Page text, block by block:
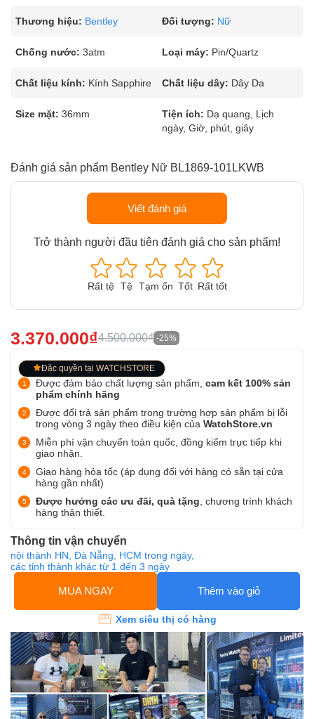
Thương hiệu: Bentley Đối tượng: Nữ
Chống nước: 3atm Loại máy: Pin/Quartz
Chất liệu kính: Kính Sapphire Chất liệu dây: Dây Da
Size mặt: 36mm Tiện ích: Dạ quang, Lịch
ngày, Giờ, phút, giây
Đánh giá sản phẩm Bentley Nữ BL1869-101LKWB
Viết đánh giá
Trở thành người đầu tiên đánh giá cho sản phẩm!
Rất tệ Tệ Tạm ổn Tốt Rất tốt
3.370.000₫4.500.000₫ -25%
Đặc quyền tại WATCHSTORE
Được đảm bảo chất lượng sản phẩm, cam kết 100% sản
phẩm chính hãng
Được đổi trả sản phẩm trong trường hợp sản phẩm bị lỗi
trong vòng 3 ngày theo điều kiện của WatchStore.vn
Miễn phí vận chuyển toàn quốc, đồng kiểm trực tiếp khi
giao nhận.
Giao hàng hỏa tốc (áp dụng đối với hàng có sẵn tại cửa
hàng gần nhất)
Được hưởng các ưu đãi, quà tặng , chương trình khách
hàng thân thiết.
Thông tin vận chuyển
nội thành HN, Đà Nẵng, HCM trong ngày,
các tỉnh thành khác từ 1 đến 3 ngày
MUA NGAY Thêm vào giỏ
Xem siêu thị có hàng